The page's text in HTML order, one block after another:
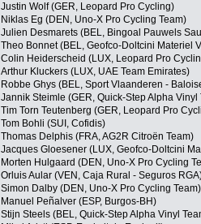
Justin Wolf (GER, Leopard Pro Cycling)
Niklas Eg (DEN, Uno-X Pro Cycling Team)
Julien Desmarets (BEL, Bingoal Pauwels
Theo Bonnet (BEL, Geofco-Doltcini Materiel
Colin Heiderscheid (LUX, Leopard Pro
Arthur Kluckers (LUX, UAE Team Emirates)
Robbe Ghys (BEL, Sport Vlaanderen -
Jannik Steimle (GER, Quick-Step Alpha Vinyl
Tim Torn Teutenberg (GER, Leopard Pro
Tom Bohli (SUI, Cofidis)
Thomas Delphis (FRA, AG2R Citroën Team)
Jacques Gloesener (LUX, Geofco-Doltcini
Morten Hulgaard (DEN, Uno-X Pro Cycling
Orluis Aular (VEN, Caja Rural - Seguros
Simon Dalby (DEN, Uno-X Pro Cycling Team)
Manuel Peñalver (ESP, Burgos-BH)
Stijn Steels (BEL, Quick-Step Alpha Vinyl